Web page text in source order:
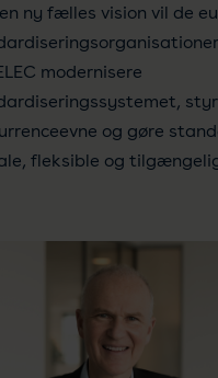
ny fælles vision vil de
modernisere
og gøre
fleksible og